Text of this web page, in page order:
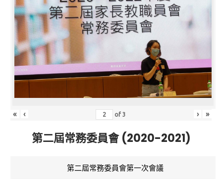
« ‹ of3 › »
第二屆常務委員會 (2020-2021)
第二屆常務委員會第一次會議